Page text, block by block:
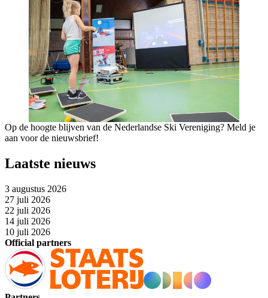
Op de hoogte blijven van de Nederlandse Ski Vereniging? Meld je
aan voor de nieuwsbrief!
Laatste nieuws
3 augustus 2026
27 juli 2026
22 juli 2026
14 juli 2026
10 juli 2026
Official partners